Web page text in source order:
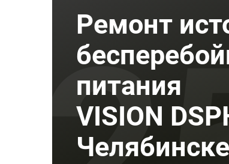
Ремонт
питания
VISION
Челябинске